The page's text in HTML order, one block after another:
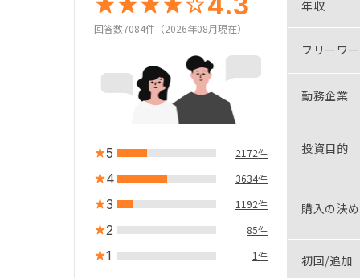
回答数7084件（2026年08月現在）
5 2172件
4 3634件
3 1192件
2 85件
1 1件
年収
フリーワ
勤務企業
投資目的
購入の決
初回/追加